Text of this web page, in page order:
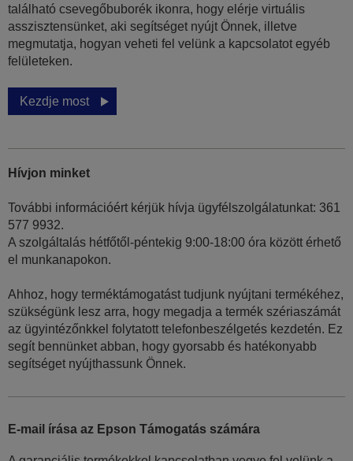
található csevegőbuborék ikonra, hogy elérje virtuális
asszisztensünket, aki segítséget nyújt Önnek, illetve
megmutatja, hogyan veheti fel velünk a kapcsolatot egyéb
felületeken.
Kezdje most
Hívjon minket
További információért kérjük hívja ügyfélszolgálatunkat: 361
577 9932.
A szolgáltalás hétfőtől-péntekig 9:00-18:00 óra között érhető
el munkanapokon.
Ahhoz, hogy terméktámogatást tudjunk nyújtani termékéhez,
szükségünk lesz arra, hogy megadja a termék szériaszámát
az ügyintézőnkkel folytatott telefonbeszélgetés kezdetén. Ez
segít bennünket abban, hogy gyorsabb és hatékonyabb
segítséget nyújthassunk Önnek.
E-mail írása az Epson Támogatás számára